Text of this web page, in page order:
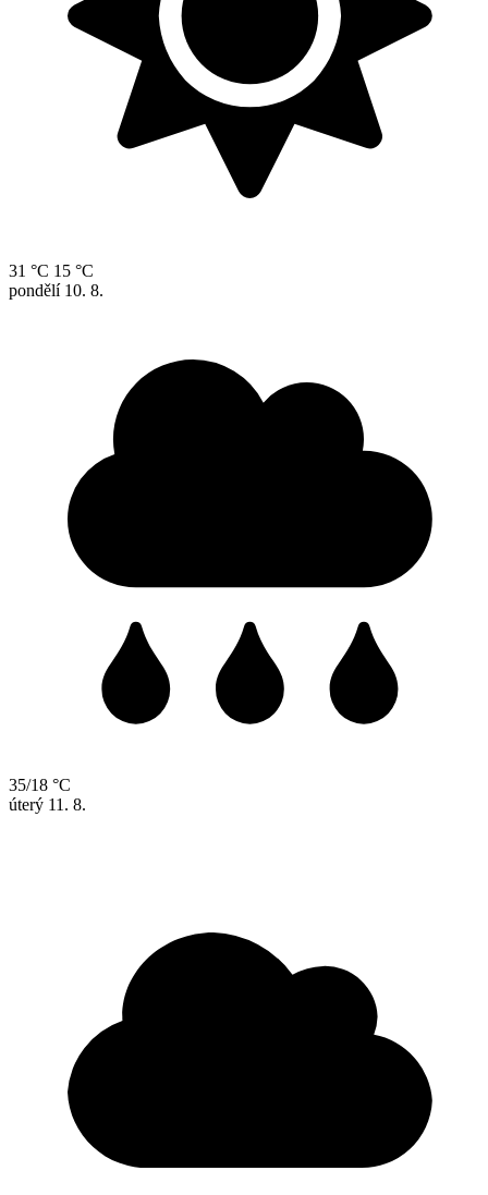
31 °C 15 °C
pondělí 10. 8.
35/18 °C
úterý 11. 8.